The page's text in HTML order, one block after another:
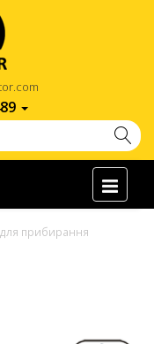
для прибирання